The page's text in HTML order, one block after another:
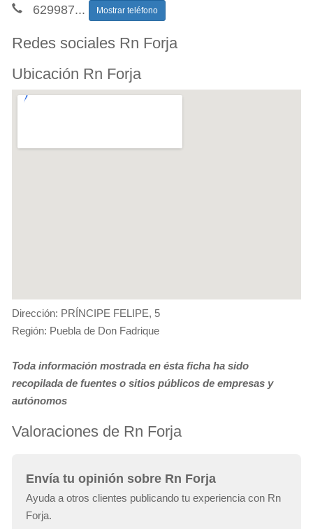
629987... Mostrar teléfono
Redes sociales Rn Forja
Ubicación Rn Forja
Dirección: PRÍNCIPE FELIPE, 5
Región: Puebla de Don Fadrique
Toda información mostrada en ésta ficha ha sido
recopilada de fuentes o sitios públicos de empresas y
autónomos
Valoraciones de Rn Forja
Envía tu opinión sobre Rn Forja
Ayuda a otros clientes publicando tu experiencia con Rn
Forja.